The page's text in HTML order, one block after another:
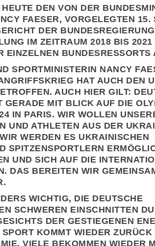
DEN VON DER
FAESER, VORGELEGTEN 15.
DER
IM ZEITRAUM 2018 BIS
EINZELNEN BUNDESRESSORTS
SPORTMINISTERIN NANCY
HAT AUCH DEN
AUCH HIER GILT:
MIT BLICK AUF DIE
IN PARIS. WIR WOLLEN
UND ATHLETEN AUS DER
WERDEN ES UKRAINISCHEN
SPITZENSPORTLERN
UND SICH AUF DIE
DAS BEREITEN WIR
WICHTIG, DIE DEUTSCHE
SCHWEREN EINSCHNITTEN
DER GESTIEGENEN
KOMMT WIEDER ZURÜCK
VIELE BEKOMMEN WIEDER